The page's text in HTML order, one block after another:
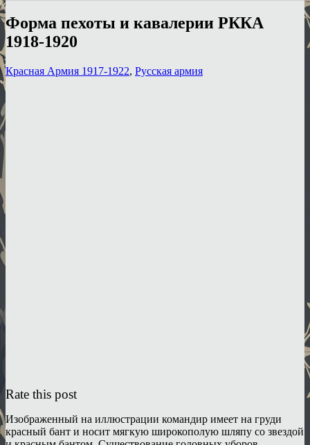
Форма пехоты и кавалерии РККА
1918-1920
Красная Армия 1917-1922, Русская армия
Rate this post
Изображенный на иллюстрации командир имеет на груди
красный бант и носит мягкую широкополую шляпу со звездой